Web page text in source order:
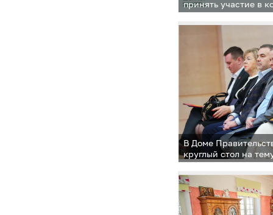
принять участие в
«ЭкоПодмосковье»
В Доме
круглый стол на
в Закон Московской
сельских
в Московской